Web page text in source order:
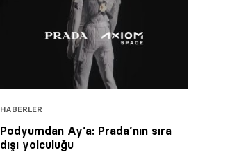
HABERLER
Podyumdan Ay’a: Prada’nın sıra
dışı yolculuğu